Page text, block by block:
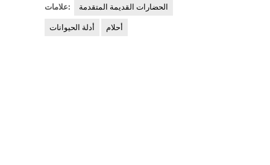
علامات:
الحضارات القديمة المتقدمة
أدلة الحيوانات
أحلام